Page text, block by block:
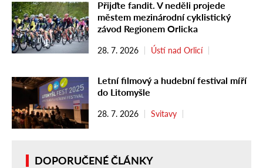
Přijďte fandit. V neděli projede
městem mezinárodní cyklistický
závod Regionem Orlicka
28. 7. 2026 Ústí nad Orlicí
Letní filmový a hudební festival míří
do Litomyšle
28. 7. 2026 Svitavy
DOPORUČENÉ ČLÁNKY